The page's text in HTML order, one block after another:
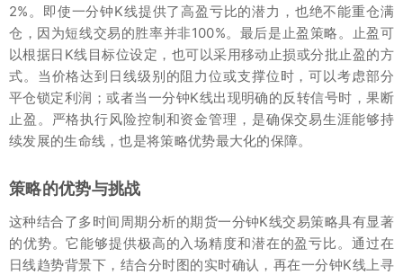
2%。即使一分钟K线提供了高盈亏比的潜力，也绝不能重仓满
仓，因为短线交易的胜率并非100%。最后是止盈策略。止盈可
以根据日K线目标位设定，也可以采用移动止损或分批止盈的方
式。当价格达到日线级别的阻力位或支撑位时，可以考虑部分
平仓锁定利润；或者当一分钟K线出现明确的反转信号时，果断
止盈。严格执行风险控制和资金管理，是确保交易生涯能够持
续发展的生命线，也是将策略优势最大化的保障。
策略的优势与挑战
这种结合了多时间周期分析的期货一分钟K线交易策略具有显著
的优势。它能够提供极高的入场精度和潜在的盈亏比。通过在
日线趋势背景下，结合分时图的实时确认，再在一分钟K线上寻